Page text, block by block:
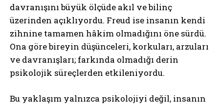
davranışını büyük ölçüde akıl ve bilinç
üzerinden açıklıyordu. Freud ise insanın kendi
zihnine tamamen hâkim olmadığını öne sürdü.
Ona göre bireyin düşünceleri, korkuları, arzuları
ve davranışları; farkında olmadığı derin
psikolojik süreçlerden etkileniyordu.
Bu yaklaşım yalnızca psikolojiyi değil, insanın